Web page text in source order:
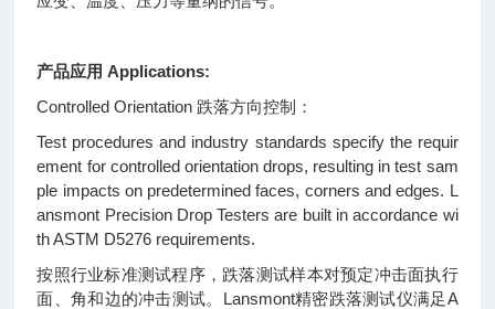
产品应用 Applications:
Controlled Orientation 跌落方向控制：
Test procedures and industry standards specify the requir
ement for controlled orientation drops, resulting in test sam
ple impacts on predetermined faces, corners and edges. L
ansmont Precision Drop Testers are built in accordance wi
th ASTM D5276 requirements.
按照行业标准测试程序，跌落测试样本对预定冲击面执行
面、角和边的冲击测试。Lansmont精密跌落测试仪满足A